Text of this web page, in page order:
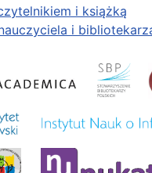
i książką
i